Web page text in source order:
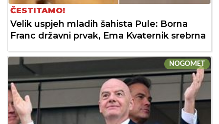
ČESTITAMO!
Velik uspjeh mladih šahista Pule: Borna
Franc državni prvak, Ema Kvaternik srebrna
NOGOMET